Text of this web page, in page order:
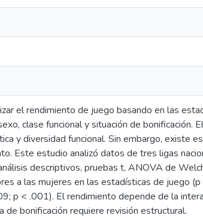
el rendimiento de juego basando en las
clase funcional y situación de bonificación.
y diversidad funcional. Sin embargo, existe
Este estudio analizó datos de tres ligas
descriptivos, pruebas t, ANOVA de
a las mujeres en las estadísticas de juego
p < .001). El rendimiento depende de la
bonificación requiere revisión estructural.